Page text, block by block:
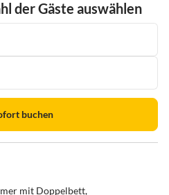
der Gäste auswählen
buchen
mit Doppelbett,